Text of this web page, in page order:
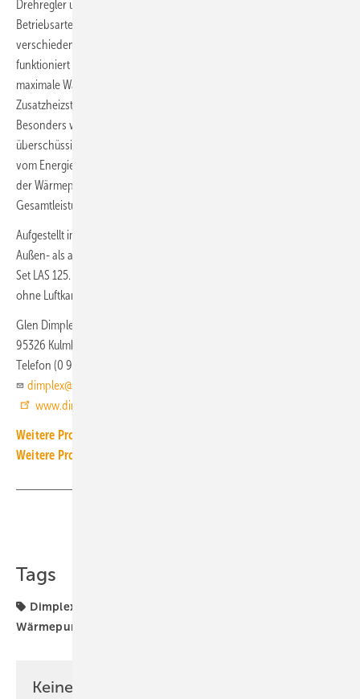
Drehregler und Einstelltasten bedient. Man kann dabei mehrere
Betriebsarten wählen, z. B. Turbo-Funktion, Photovoltaik-Funktion,
verschiedene Zeitprogramme etc. Der reine Wärmepumpenbetrieb
funktioniert bis zu einer Außentemperatur von − 7 °C und erzielt eine
maximale Warmwassertemperatur von 55 °C. Mit dem eingebauten
Zusatzheizstab lässt sich das Wasser auf bis zu 65 °C erwärmen.
Besonders wirtschaftlich ist der priorisierbare Betrieb mit
überschüssigem Strom aus einer Photovoltaik-Anlage über ein Signal
vom Energiemanager bzw. Wechselrichter. Die Leistungsaufnahme
der Wärmepumpe beträgt maximal 350 W, die
Gesamtleistungsaufnahme maximal 1350 W.
Aufgestellt im frostfreien Innenbereich kann die DHW 100PW sowohl
Außen- als auch Raumluft nutzen, zum Beispiel mit dem Luftanschluss-
Set LAS 125. Innerhalb von Gebäuden ist eine Luftansaugung auch
ohne Luftkanäle möglich.
Glen Dimplex Deutschland
95326 Kulmbach
Telefon (0 92 21) 70 91 00
dimplex@glendimplex.de
www.dimplex.de
Weitere Produkt-Meldungen zum Thema Wärmepumpe
Weitere Produkt-Meldungen zum Thema Technische Armaturen
Tags
Dimplex
Wärmepumpe
Keine Zeit? Kein Problem mit dem